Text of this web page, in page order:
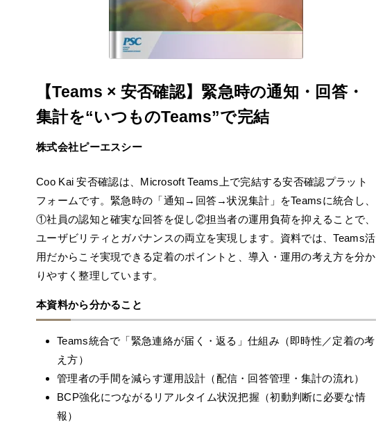
【Teams × 安否確認】緊急時の通知・回答・
集計を“いつものTeams”で完結
株式会社ピーエスシー
Coo Kai 安否確認は、Microsoft Teams上で完結する安否確認プラット
フォームです。緊急時の「通知→回答→状況集計」をTeamsに統合し、
①社員の認知と確実な回答を促し②担当者の運用負荷を抑えることで、
ユーザビリティとガバナンスの両立を実現します。資料では、Teams活
用だからこそ実現できる定着のポイントと、導入・運用の考え方を分か
りやすく整理しています。
本資料から分かること
Teams統合で「緊急連絡が届く・返る」仕組み（即時性／定着の考
え方）
管理者の手間を減らす運用設計（配信・回答管理・集計の流れ）
BCP強化につながるリアルタイム状況把握（初動判断に必要な情
報）